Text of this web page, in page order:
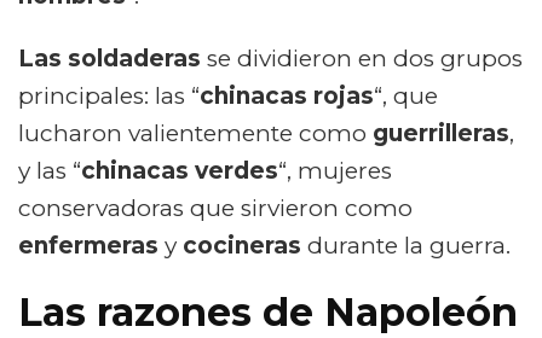
Las soldaderas se dividieron en dos grupos
principales: las “chinacas rojas“, que
lucharon valientemente como guerrilleras,
y las “chinacas verdes“, mujeres
conservadoras que sirvieron como
enfermeras y cocineras durante la guerra.
Las razones de Napoleón